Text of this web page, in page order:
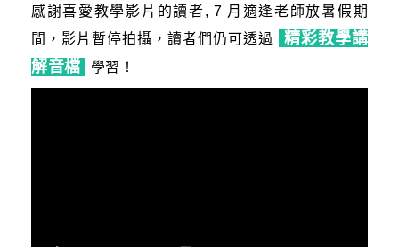
感謝喜愛教學影片的讀者, 7 月適逢老師放暑假期
間，影片暫停拍攝，讀者們仍可透過
精彩教學講
解音檔
學習 ！